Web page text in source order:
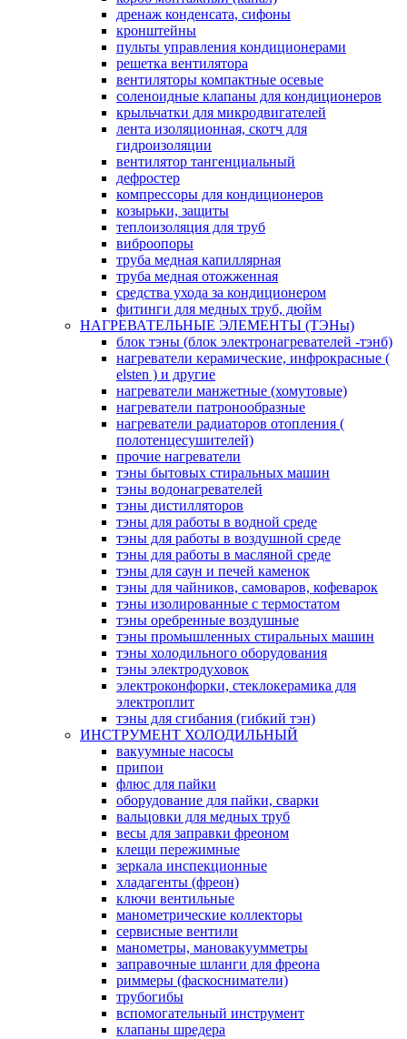
дренаж конденсата, сифоны
кронштейны
пульты управления кондиционерами
решетка вентилятора
вентиляторы компактные осевые
соленоидные клапаны для кондиционеров
крыльчатки для микродвигателей
лента изоляционная, скотч для
гидроизоляции
вентилятор тангенциальный
дефростер
компрессоры для кондиционеров
козырьки, защиты
теплоизоляция для труб
виброопоры
труба медная капиллярная
труба медная отожженная
средства ухода за кондиционером
фитинги для медных труб, дюйм
НАГРЕВАТЕЛЬНЫЕ ЭЛЕМЕНТЫ (ТЭНы)
блок тэны (блок электронагревателей -тэнб)
нагреватели керамические, инфрокрасные (
elsten ) и другие
нагреватели манжетные (хомутовые)
нагреватели патронообразные
нагреватели радиаторов отопления (
полотенцесушителей)
прочие нагреватели
тэны бытовых стиральных машин
тэны водонагревателей
тэны дистилляторов
тэны для работы в водной среде
тэны для работы в воздушной среде
тэны для работы в масляной среде
тэны для саун и печей каменок
тэны для чайников, самоваров, кофеварок
тэны изолированные с термостатом
тэны оребренные воздушные
тэны промышленных стиральных машин
тэны холодильного оборудования
тэны электродуховок
электроконфорки, стеклокерамика для
электроплит
тэны для сгибания (гибкий тэн)
ИНСТРУМЕНТ ХОЛОДИЛЬНЫЙ
вакуумные насосы
припои
флюс для пайки
оборудование для пайки, сварки
вальцовки для медных труб
весы для заправки фреоном
клещи пережимные
зеркала инспекционные
хладагенты (фреон)
ключи вентильные
манометрические коллекторы
сервисные вентили
манометры, мановакуумметры
заправочные шланги для фреона
риммеры (фаскосниматели)
трубогибы
вспомогательный инструмент
клапаны шредера